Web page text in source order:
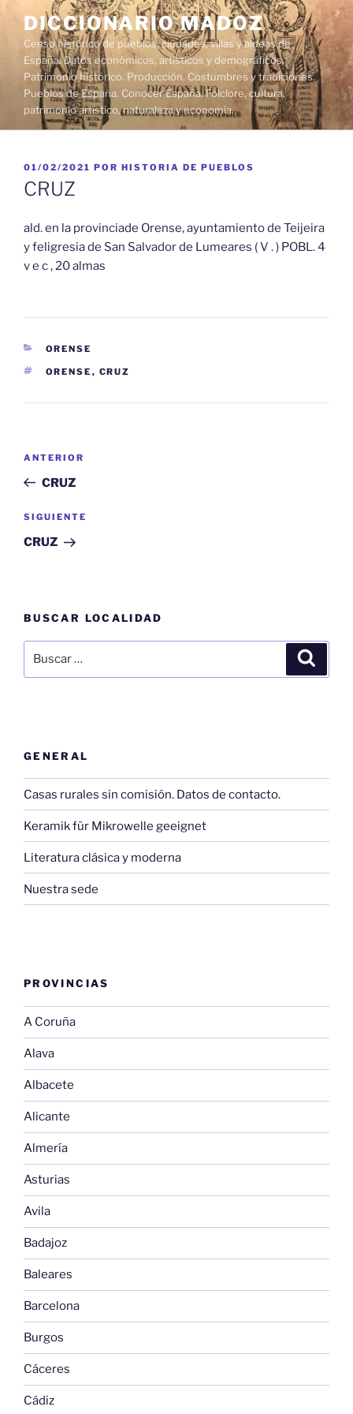
contenido
DICCIONARIO MADOZ
Censo histórico de pueblos, ciudades, villas y aldeas de
España. Datos económicos, artísticos y demográficos.
Patrimonio histórico. Producción. Costumbres y tradiciones.
Pueblos de España. Conocer España. Folclore, cultura,
patrimonio artístico, naturaleza y economía.
PUBLICADO
EL
01/02/2021 POR HISTORIA DE PUEBLOS
CRUZ
ald. en la provinciade Orense, ayuntamiento de Teijeira
y feligresia de San Salvador de Lumeares ( V . ) POBL. 4
v e c , 20 almas
CATEGORÍAS
ORENSE
ETIQUETAS
ORENSE , CRUZ
entradas
Entrada
anterior:
ANTERIOR
CRUZ
Siguiente
entrada
SIGUIENTE
CRUZ
BUSCAR LOCALIDAD
por:
GENERAL
Casas rurales sin comisión. Datos de contacto.
Keramik für Mikrowelle geeignet
Literatura clásica y moderna
Nuestra sede
PROVINCIAS
A Coruña
Alava
Albacete
Alicante
Almería
Asturias
Avila
Badajoz
Baleares
Barcelona
Burgos
Cáceres
Cádiz